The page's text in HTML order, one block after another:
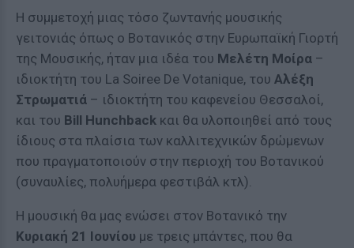
Η συμμετοχή μιας τόσο ζωντανής μουσικής
γειτονιάς όπως ο Βοτανικός στην Ευρωπαϊκή Γιορτή
της Μουσικής, ήταν μια ιδέα του Μελέτη Μοίρα –
ιδιοκτήτη του La Soiree De Votanique, του Αλέξη
Στρωματιά – ιδιοκτήτη του καφενείου Θεσσαλοί,
και του Bill Hunchback και θα υλοποιηθεί από τους
ίδιους στα πλαίσια των καλλιτεχνικών δρώμενων
που πραγματοποιούν στην περιοχή του Βοτανικού
(συναυλίες, πολυήμερα φεστιβάλ κτλ).
Η μουσική θα μας ενώσει στον Βοτανικό την
Κυριακή 21 Ιουνίου με τρεις μπάντες, που θα